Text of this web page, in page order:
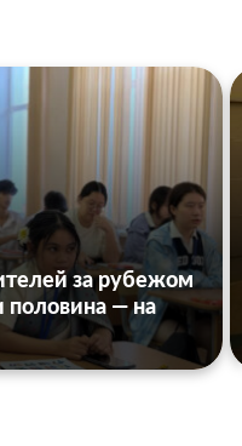
за рубежом
половина — на